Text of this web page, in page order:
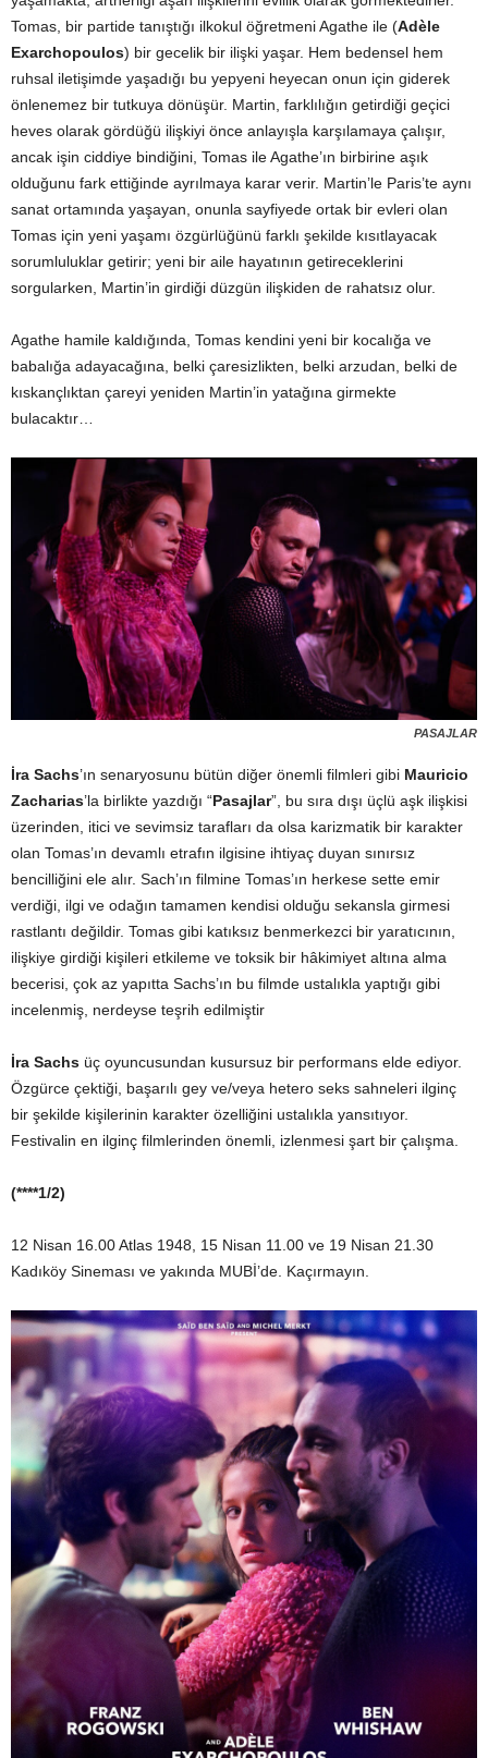
Tomas, bir partide tanıştığı ilkokul öğretmeni Agathe ile (Adèle
Exarchopoulos) bir gecelik bir ilişki yaşar. Hem bedensel hem
ruhsal iletişimde yaşadığı bu yepyeni heyecan onun için giderek
önlenemez bir tutkuya dönüşür. Martin, farklılığın getirdiği geçici
heves olarak gördüğü ilişkiyi önce anlayışla karşılamaya çalışır,
ancak işin ciddiye bindiğini, Tomas ile Agathe’ın birbirine aşık
olduğunu fark ettiğinde ayrılmaya karar verir. Martin’le Paris’te aynı
sanat ortamında yaşayan, onunla sayfiyede ortak bir evleri olan
Tomas için yeni yaşamı özgürlüğünü farklı şekilde kısıtlayacak
sorumluluklar getirir; yeni bir aile hayatının getireceklerini
sorgularken, Martin’in girdiği düzgün ilişkiden de rahatsız olur.
Agathe hamile kaldığında, Tomas kendini yeni bir kocalığa ve
babalığa adayacağına, belki çaresizlikten, belki arzudan, belki de
kıskançlıktan çareyi yeniden Martin’in yatağına girmekte
bulacaktır…
PASAJLAR
İra Sachs’ın senaryosunu bütün diğer önemli filmleri gibi Mauricio
Zacharias’la birlikte yazdığı “Pasajlar”, bu sıra dışı üçlü aşk ilişkisi
üzerinden, itici ve sevimsiz tarafları da olsa karizmatik bir karakter
olan Tomas’ın devamlı etrafın ilgisine ihtiyaç duyan sınırsız
bencilliğini ele alır. Sach’ın filmine Tomas’ın herkese sette emir
verdiği, ilgi ve odağın tamamen kendisi olduğu sekansla girmesi
rastlantı değildir. Tomas gibi katıksız benmerkezci bir yaratıcının,
ilişkiye girdiği kişileri etkileme ve toksik bir hâkimiyet altına alma
becerisi, çok az yapıtta Sachs’ın bu filmde ustalıkla yaptığı gibi
incelenmiş, nerdeyse teşrih edilmiştir
İra Sachs üç oyuncusundan kusursuz bir performans elde ediyor.
Özgürce çektiği, başarılı gey ve/veya hetero seks sahneleri ilginç
bir şekilde kişilerinin karakter özelliğini ustalıkla yansıtıyor.
Festivalin en ilginç filmlerinden önemli, izlenmesi şart bir çalışma.
(****1/2)
12 Nisan 16.00 Atlas 1948, 15 Nisan 11.00 ve 19 Nisan 21.30
Kadıköy Sineması ve yakında MUBİ’de. Kaçırmayın.